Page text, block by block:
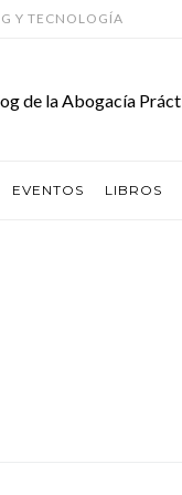
Y TECNOLOGÍA
EVENTOS LIBROS